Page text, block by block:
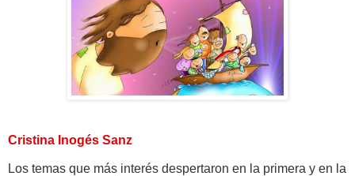
Cristina Inogés Sanz
Los temas que más interés despertaron en la primera y en la